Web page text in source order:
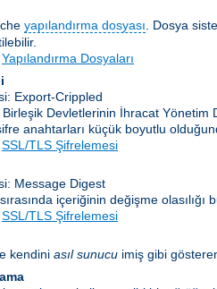
yapılandırma dosyası . Dosya
Yapılandırma Dosyaları
Export-Crippled
Devletlerinin İhracat Yönetim
anahtarları küçük boyutlu
SSL/TLS Şifrelemesi
Message Digest
içeriğinin değişme
SSL/TLS Şifrelemesi
kendini asıl sunucu imiş gibi